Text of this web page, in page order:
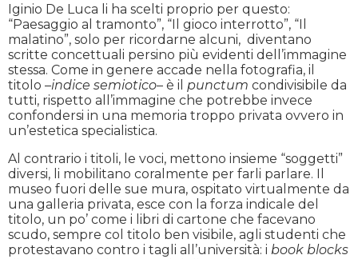
Iginio De Luca li ha scelti proprio per questo:
“Paesaggio al tramonto”, “Il gioco interrotto”, “Il
malatino”, solo per ricordarne alcuni, diventano
scritte concettuali persino più evidenti dell’immagine
stessa. Come in genere accade nella fotografia, il
titolo –indice semiotico– è il punctum condivisibile da
tutti, rispetto all’immagine che potrebbe invece
confondersi in una memoria troppo privata ovvero in
un’estetica specialistica.
Al contrario i titoli, le voci, mettono insieme “soggetti”
diversi, li mobilitano coralmente per farli parlare. Il
museo fuori delle sue mura, ospitato virtualmente da
una galleria privata, esce con la forza indicale del
titolo, un po’ come i libri di cartone che facevano
scudo, sempre col titolo ben visibile, agli studenti che
protestavano contro i tagli all’università: i book blocks